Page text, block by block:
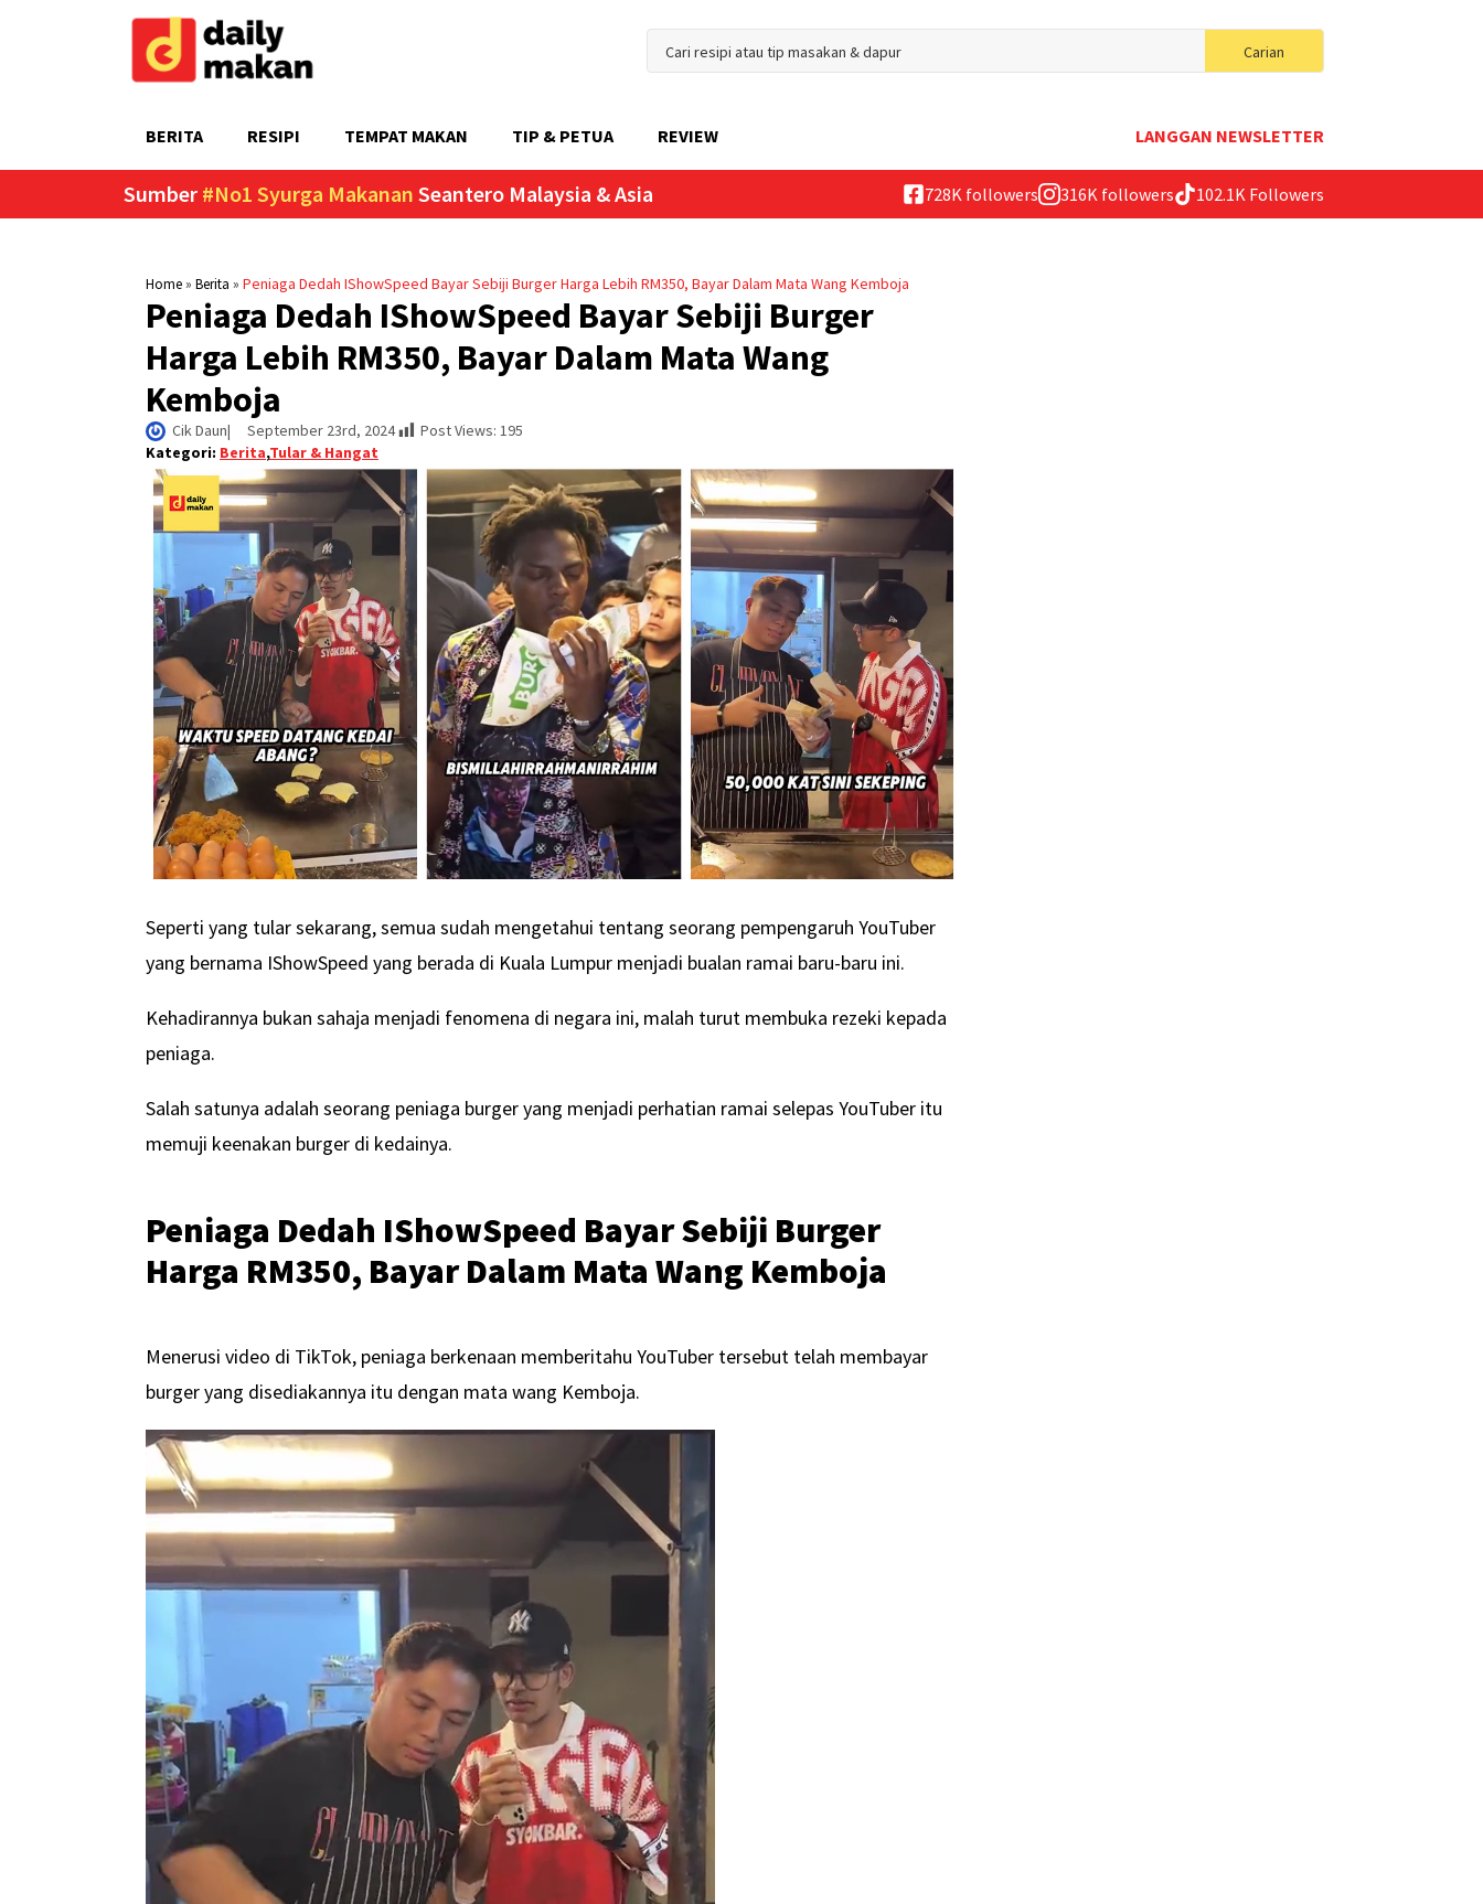
Carian
for:
BERITA RESIPI TEMPAT MAKAN TIP & PETUA REVIEW LANGGAN NEWSLETTER
Sumber #No1 Syurga Makanan Seantero Malaysia & Asia 728K followers 316K followers 102.1K Followers
Home» Berita » Peniaga Dedah IShowSpeed Bayar Sebiji Burger Harga Lebih RM350, Bayar Dalam Mata Wang Kemboja
Peniaga Dedah IShowSpeed Bayar Sebiji Burger
Harga Lebih RM350, Bayar Dalam Mata Wang
Kemboja
Cik Daun| September 23rd, 2024 Post Views: 195
Kategori: Berita,Tular & Hangat
Seperti yang tular sekarang, semua sudah mengetahui tentang seorang pempengaruh YouTuber
yang bernama IShowSpeed yang berada di Kuala Lumpur menjadi bualan ramai baru-baru ini.
Kehadirannya bukan sahaja menjadi fenomena di negara ini, malah turut membuka rezeki kepada
peniaga.
Salah satunya adalah seorang peniaga burger yang menjadi perhatian ramai selepas YouTuber itu
memuji keenakan burger di kedainya.
Peniaga Dedah IShowSpeed Bayar Sebiji Burger
Harga RM350, Bayar Dalam Mata Wang Kemboja
Menerusi video di TikTok, peniaga berkenaan memberitahu YouTuber tersebut telah membayar
burger yang disediakannya itu dengan mata wang Kemboja.